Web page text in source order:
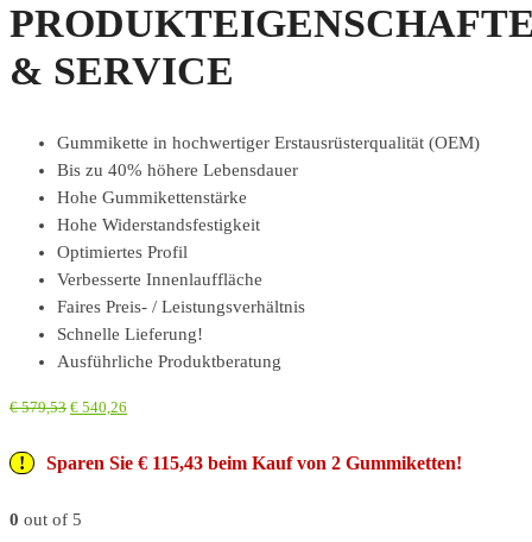
& SERVICE
Gummikette in hochwertiger Erstausrüsterqualität (OEM)
Bis zu 40% höhere Lebensdauer
Hohe Gummikettenstärke
Hohe Widerstandsfestigkeit
Optimiertes Profil
Verbesserte Innenlauffläche
Faires Preis- / Leistungsverhältnis
Schnelle Lieferung!
Ausführliche Produktberatung
€579,53 € 540,26
Sparen Sie € 115,43 beim Kauf von 2 Gummiketten!
0 out of 5